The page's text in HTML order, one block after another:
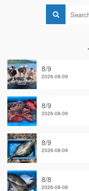
8/9
2026-08-09
8/9
2026-08-09
8/9
2026-08-09
8/8
2026-08-08